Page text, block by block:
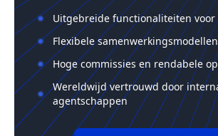
Uitgebreide functionaliteiten voor
Flexibele samenwerkingsmodellen
Hoge commissies en rendabele
Wereldwijd vertrouwd door
agentschappen